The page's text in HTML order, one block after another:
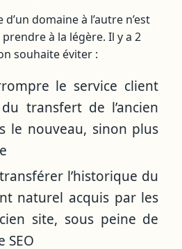
domaine à l’autre n’est
à la légère. Il y a 2
souhaite éviter :
le service client
transfert de l’ancien
le nouveau, sinon plus
l’historique du
naturel acquis par les
site, sous peine de
SEO